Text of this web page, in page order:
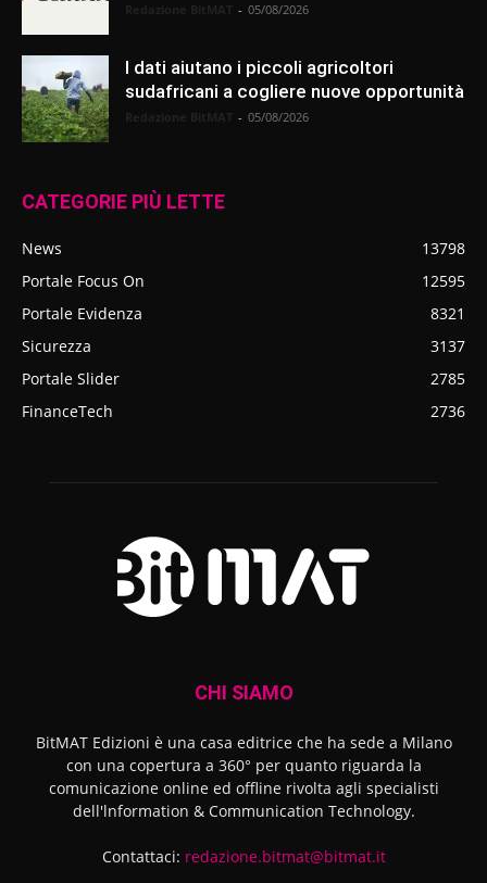
- 05/08/2026
I dati aiutano i piccoli agricoltori
sudafricani a cogliere nuove opportunità
- 05/08/2026
CATEGORIE PIÙ LETTE
News
13798
Portale Focus On
12595
Portale Evidenza
8321
Sicurezza
3137
Portale Slider
2785
FinanceTech
2736
CHI SIAMO
BitMAT Edizioni è una casa editrice che ha sede a Milano
con una copertura a 360° per quanto riguarda la
comunicazione online ed offline rivolta agli specialisti
dell'lnformation & Communication Technology.
Contattaci: redazione.bitmat@bitmat.it